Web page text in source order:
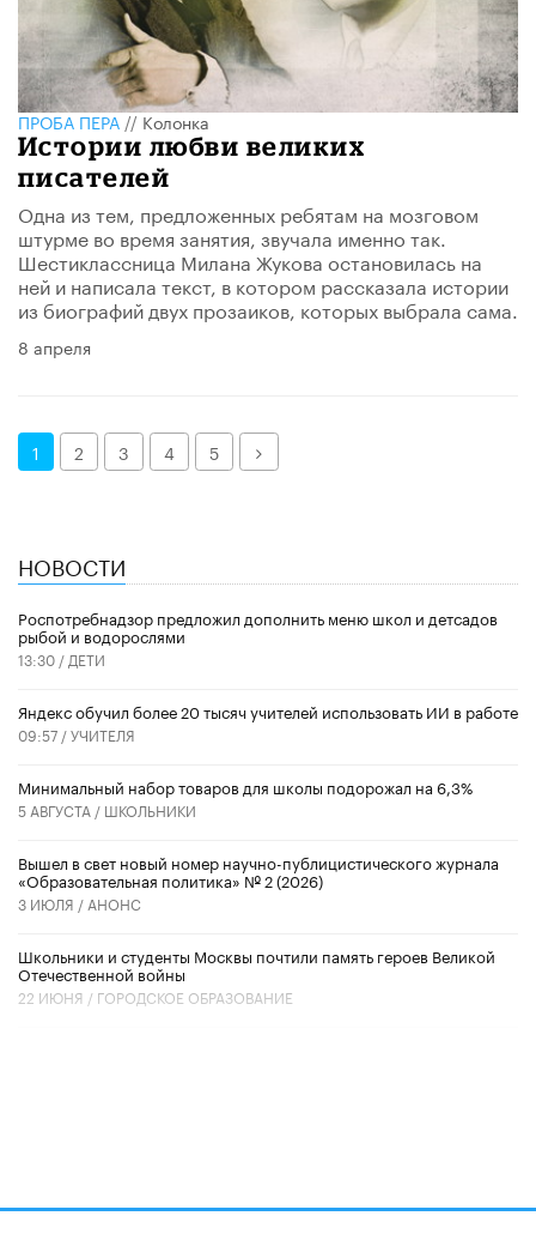
ПРОБА ПЕРА//Колонка
Истории любви великих
писателей
Одна из тем, предложенных ребятам на мозговом
штурме во время занятия, звучала именно так.
Шестиклассница Милана Жукова остановилась на
ней и написала текст, в котором рассказала истории
из биографий двух прозаиков, которых выбрала сама.
8 апреля
1 2 3 4 5 Далее
НОВОСТИ
Роспотребнадзор предложил дополнить меню школ и детсадов
рыбой и водорослями
13:30 / ДЕТИ
​Яндекс обучил более 20 тысяч учителей использовать ИИ в работе
09:57 /УЧИТЕЛЯ
Минимальный набор товаров для школы подорожал на 6,3%
5 АВГУСТА / ШКОЛЬНИКИ
Вышел в свет новый номер научно-публицистического журнала
«Образовательная политика» № 2 (2026)
3 ИЮЛЯ / АНОНС
Школьники и студенты Москвы почтили память героев Великой
Отечественной войны
22 ИЮНЯ / ГОРОДСКОЕ ОБРАЗОВАНИЕ